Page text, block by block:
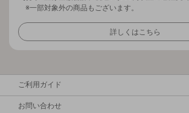
※一部対象外の商品もございます。
詳しくはこちら
ご利用ガイド
お問い合わせ